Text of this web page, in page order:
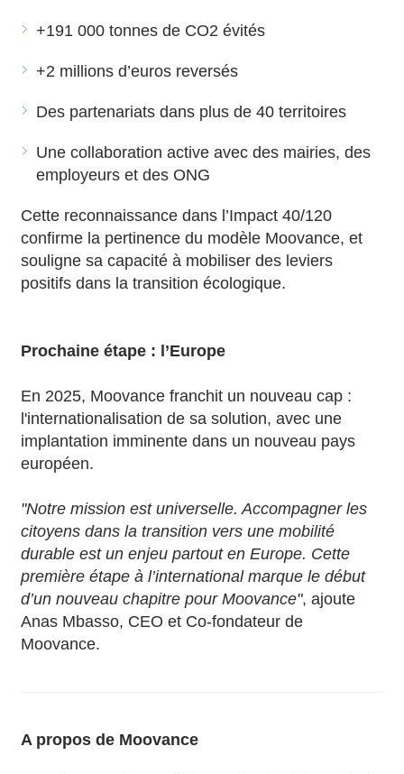
+191 000 tonnes de CO2 évités
+2 millions d’euros reversés
Des partenariats dans plus de 40 territoires
Une collaboration active avec des mairies, des
employeurs et des ONG
Cette reconnaissance dans l’Impact 40/120
confirme la pertinence du modèle Moovance, et
souligne sa capacité à mobiliser des leviers
positifs dans la transition écologique.
Prochaine étape : l’Europe
En 2025, Moovance franchit un nouveau cap :
l'internationalisation de sa solution, avec une
implantation imminente dans un nouveau pays
européen.
"Notre mission est universelle. Accompagner les
citoyens dans la transition vers une mobilité
durable est un enjeu partout en Europe. Cette
première étape à l’international marque le début
d’un nouveau chapitre pour Moovance", ajoute
Anas Mbasso, CEO et Co-fondateur de
Moovance.
A propos de Moovance